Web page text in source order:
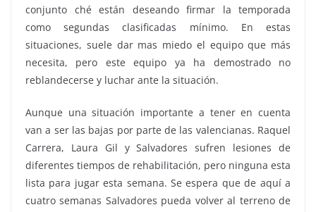
conjunto ché están deseando firmar la temporada
como segundas clasificadas mínimo. En estas
situaciones, suele dar mas miedo el equipo que más
necesita, pero este equipo ya ha demostrado no
reblandecerse y luchar ante la situación.
Aunque una situación importante a tener en cuenta
van a ser las bajas por parte de las valencianas. Raquel
Carrera, Laura Gil y Salvadores sufren lesiones de
diferentes tiempos de rehabilitación, pero ninguna esta
lista para jugar esta semana. Se espera que de aquí a
cuatro semanas Salvadores pueda volver al terreno de